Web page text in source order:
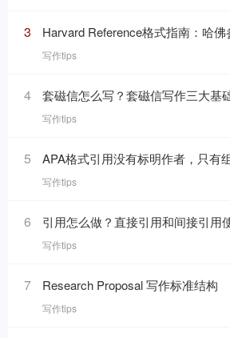
3 Harvard Reference格式指南：哈佛参考文
写作tips
4 套磁信怎么写？套磁信写作三大基
写作tips
5 APA格式引用没有标明作者，只有组织和最新更新时间的网
写作tips
6 引用怎么做？直接引用和间接引用
写作tips
7 Research Proposal 写作标准结构
写作tips